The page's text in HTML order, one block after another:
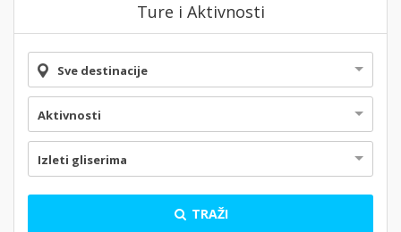
Ture i Aktivnosti
Sve destinacije
Aktivnosti
Izleti gliserima
TRAŽI